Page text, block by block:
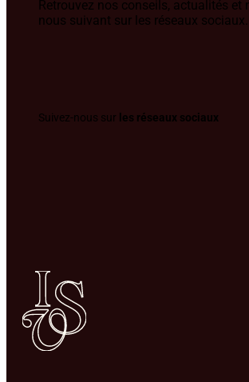
Retrouvez nos conseils, actualités et
nous suivant sur les réseaux sociaux.
Suivez-nous sur les réseaux sociaux